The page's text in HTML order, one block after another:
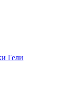
Гели